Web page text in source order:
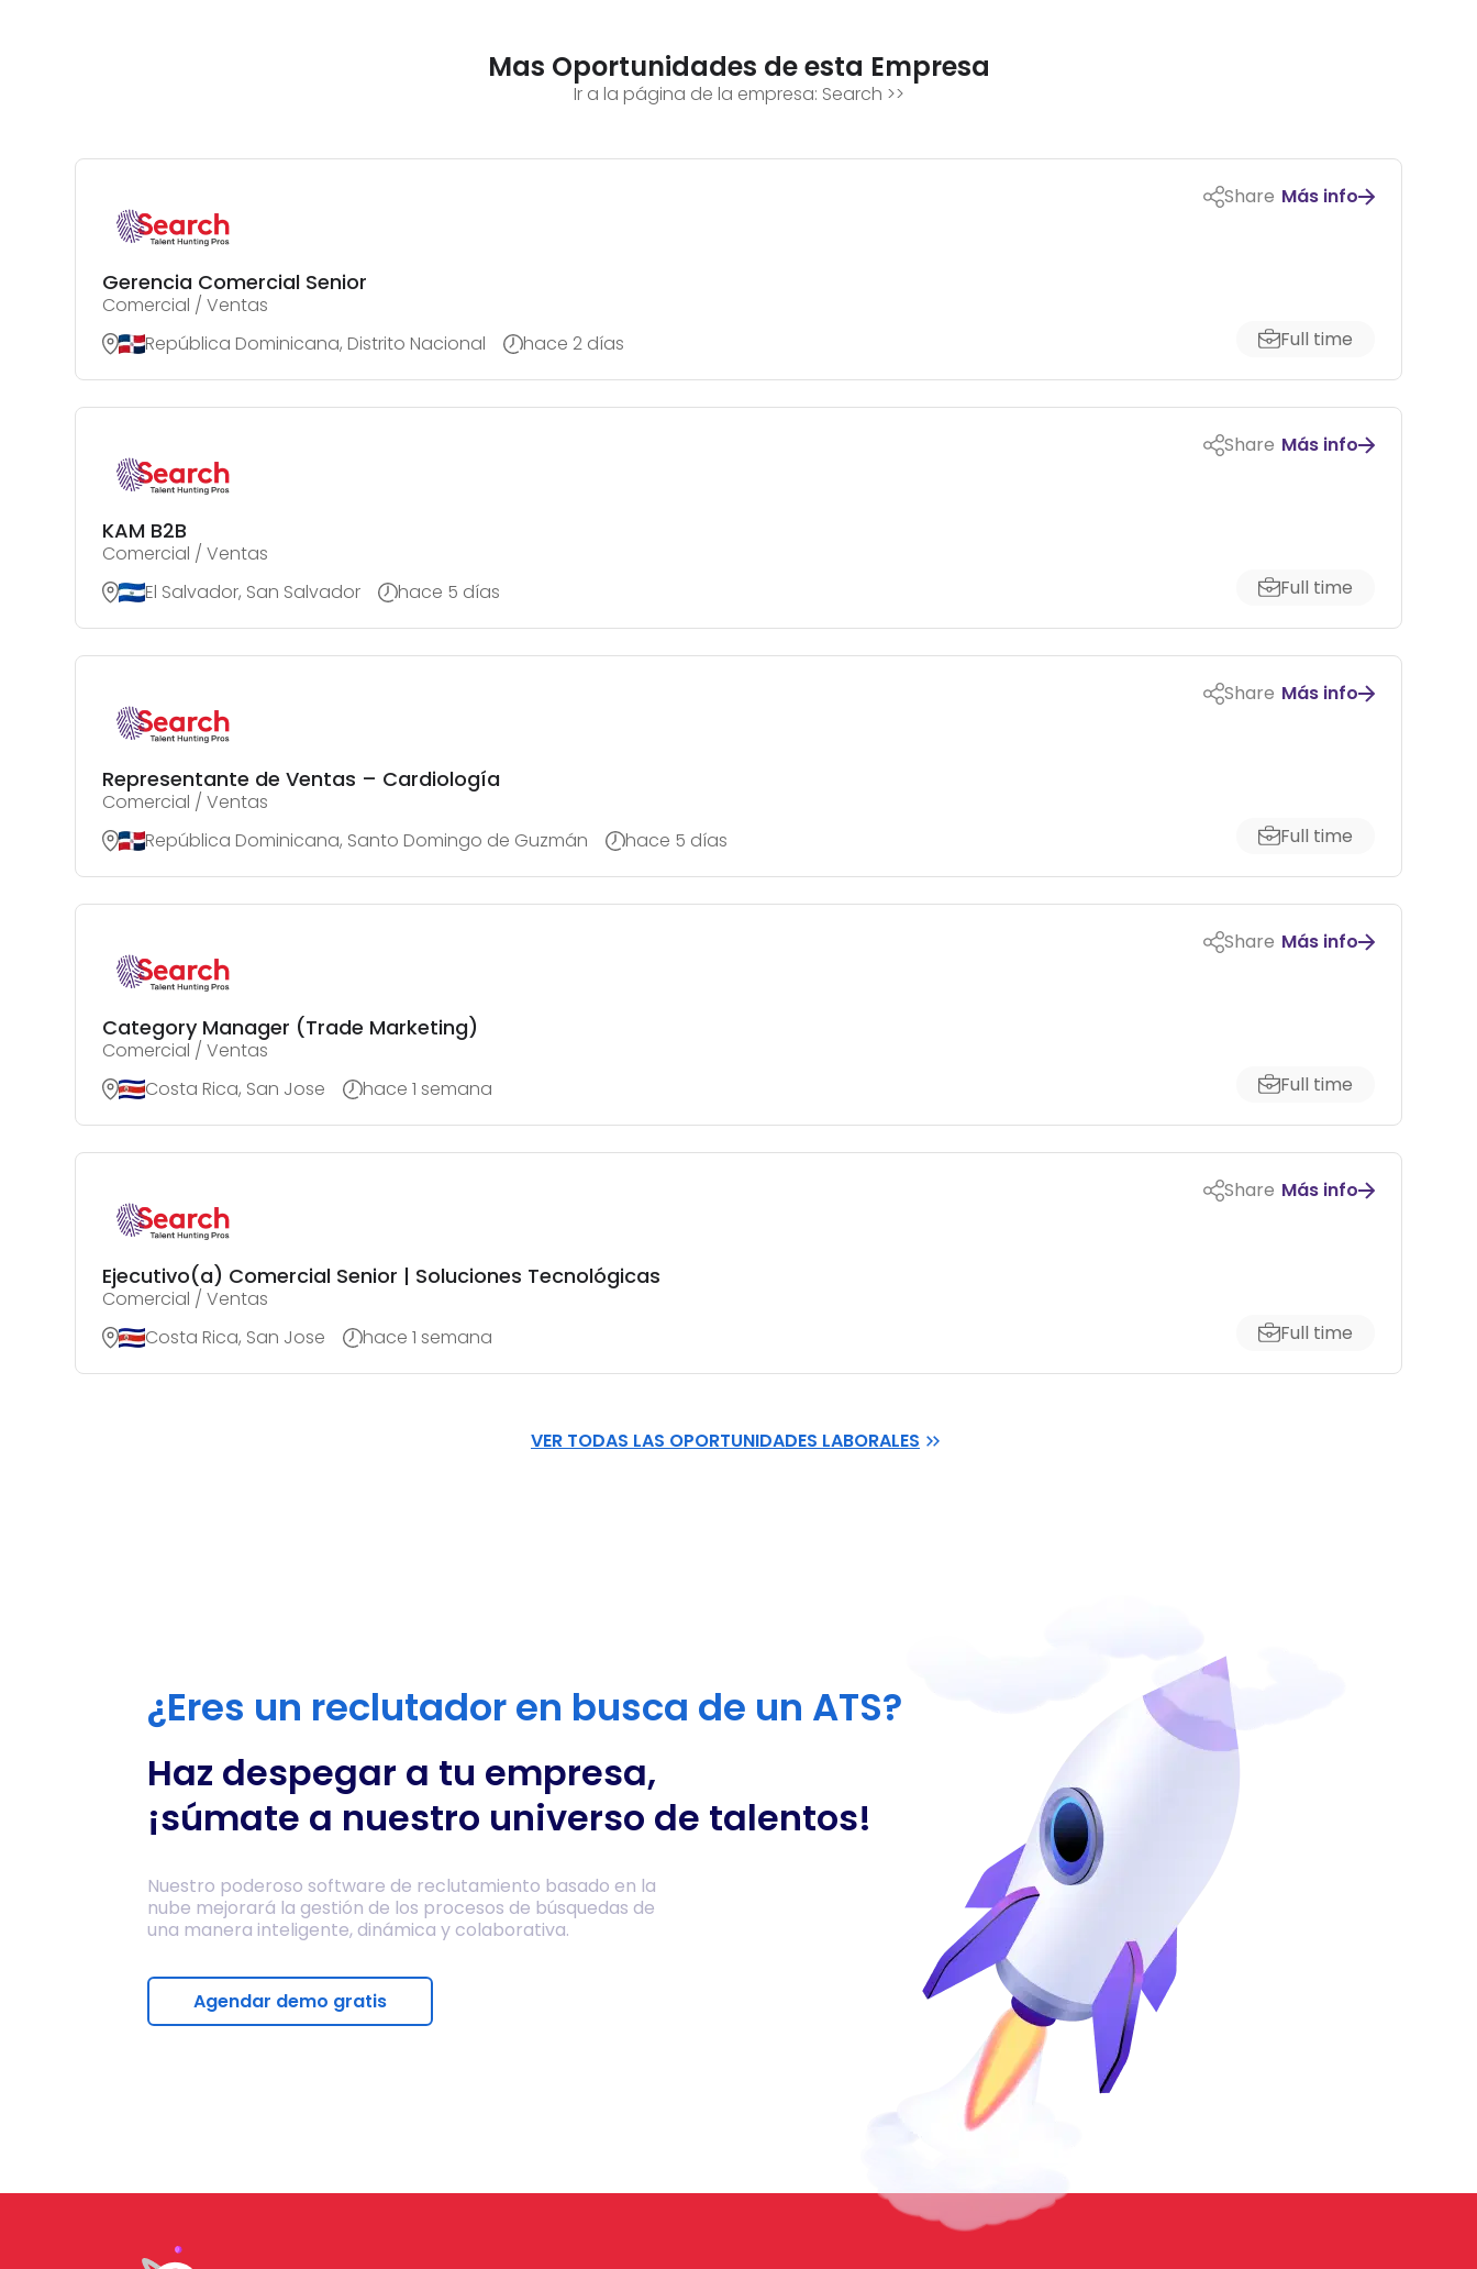
Mas Oportunidades de esta Empresa
Ir a la página de la empresa: Search >>
Gerencia Comercial Senior
Comercial / Ventas
República Dominicana, Distrito Nacional
hace 2 días
Share Más info
Full time
KAM B2B
Comercial / Ventas
El Salvador, San Salvador
hace 5 días
Share Más info
Full time
Representante de Ventas – Cardiología
Comercial / Ventas
República Dominicana, Santo Domingo de Guzmán
hace 5 días
Share Más info
Full time
Category Manager (Trade Marketing)
Comercial / Ventas
Costa Rica, San Jose
hace 1 semana
Share Más info
Full time
Ejecutivo(a) Comercial Senior | Soluciones Tecnológicas
Comercial / Ventas
Costa Rica, San Jose
hace 1 semana
Share Más info
Full time
VER TODAS LAS OPORTUNIDADES LABORALES
¿Eres un reclutador en busca de un ATS?
Haz despegar a tu empresa,
¡súmate a nuestro universo de talentos!
Nuestro poderoso software de reclutamiento basado en la
nube mejorará la gestión de los procesos de búsquedas de
una manera inteligente, dinámica y colaborativa.
Agendar demo gratis